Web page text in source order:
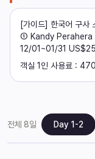
[가이드] 한국어 구사
① Kandy Perahera
12/01~01/31 US$25
객실 1인 사용료 :
전체 8일 Day 1-2